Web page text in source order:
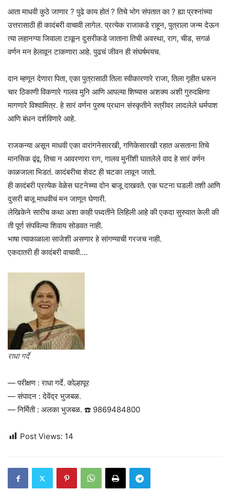
आता माधवी कुठे जाणार ? पुढे काय होतं ? तिचे भोग संपतात का ? ह्या प्रश्नांच्या
उत्तरासाठी ही कादंबरी वाचावी लागेल. प्रत्येक राजाकडे राहून, पुत्राला जन्म देऊन
त्या लहानग्या जिवाला टाकून दुसरीकडे जाताना तिची अवस्था, राग, चीड, सगळं
वर्णन मन हेलावून टाकणारा आहे. पुढचं जीवन ही संघर्षमयच.
दान म्हणून देणारा पिता, एका पुत्रासाठी तिला स्वीकारणारे राजा, तिला गृहीत धरून
चार ठिकाणी विकणारे गालव मुनि आणि आपल्या शिष्यास अशक्य अशी गुरुदक्षिणा
मागणारे विश्वामित्र. हे सारं वर्णन पुरुष प्रधान संस्कृतीने स्त्रीवर लादलेले धर्मपाश
आणि बंधन दर्शविणारे आहे.
राजकन्या असून माधवी एका वारांगनेसारखी, गणिकेसारखी रहात असताना तिचे
मानसिक द्वंद्व, तिचा न आवरणारा राग, गालव मुनींशी घातलेले वाद हे सारं वर्णन
काळजाला भिडतं. कादंबरीचा शेवट ही चटका लावून जातो.
ही कादंबरी प्रत्येक वेळेस घटनेच्या दोन बाजू दाखवते. एक घटना घडली तशी आणि
दुसरी बाजू माधवीचं मन जाणून घेणारी.
लेखिकेने सारीच कथा अशा काही पध्दतीने लिहिली आहे की एकदा सुरुवात केली की
ती पूर्ण संपविल्या शिवाय सोडवत नाही.
भाषा त्याकाळाला साजेशी असणार हे सांगण्याची गरजच नाही.
एकदातरी ही कादंबरी वाचावी….
राधा गर्दे
— परीक्षण : राधा गर्दे. कोल्हापूर
— संपादन : देवेंद्र भुजबळ.
— निर्मिती : अलका भुजबळ. ☎️ 9869484800
Post Views: 14